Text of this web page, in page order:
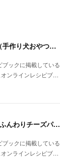
混ぜて焼くだけ！卵餃子（手作り犬おやつレシピ）
ブックに掲載している
ンラインレシピブ…
材料3つだけ！発酵不要のふんわりチーズパン（手作り犬おやつレシピ）
ブックに掲載している
ンラインレシピブ…